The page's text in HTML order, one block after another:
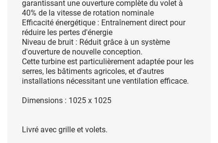
garantissant une ouverture complète du volet à
40% de la vitesse de rotation nominale
Efficacité énergétique : Entraînement direct pour
réduire les pertes d'énergie
Niveau de bruit : Réduit grâce à un système
d'ouverture de nouvelle conception.
Cette turbine est particulièrement adaptée pour les
serres, les bâtiments agricoles, et d'autres
installations nécessitant une ventilation efficace.
Dimensions : 1025 x 1025
Livré avec grille et volets.